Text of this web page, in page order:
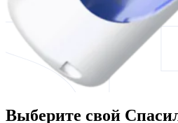
Выберите свой